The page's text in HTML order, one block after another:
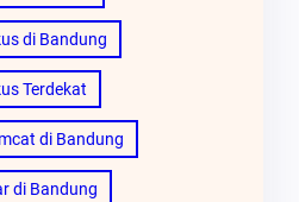
di Bandung
Terdekat
di Bandung
di Bandung